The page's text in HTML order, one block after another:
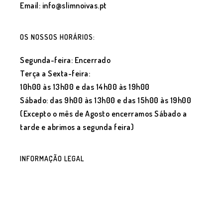
Email: info@slimnoivas.pt
OS NOSSOS HORÁRIOS:
Segunda-feira: Encerrado
Terça a Sexta-feira:
10h00 às 13h00 e das 14h00 às 19h00
Sábado: das 9h00 às 13h00 e das 15h00 às 19h00
(Excepto o mês de Agosto encerramos Sábado a
tarde e abrimos a segunda feira)
INFORMAÇÃO LEGAL